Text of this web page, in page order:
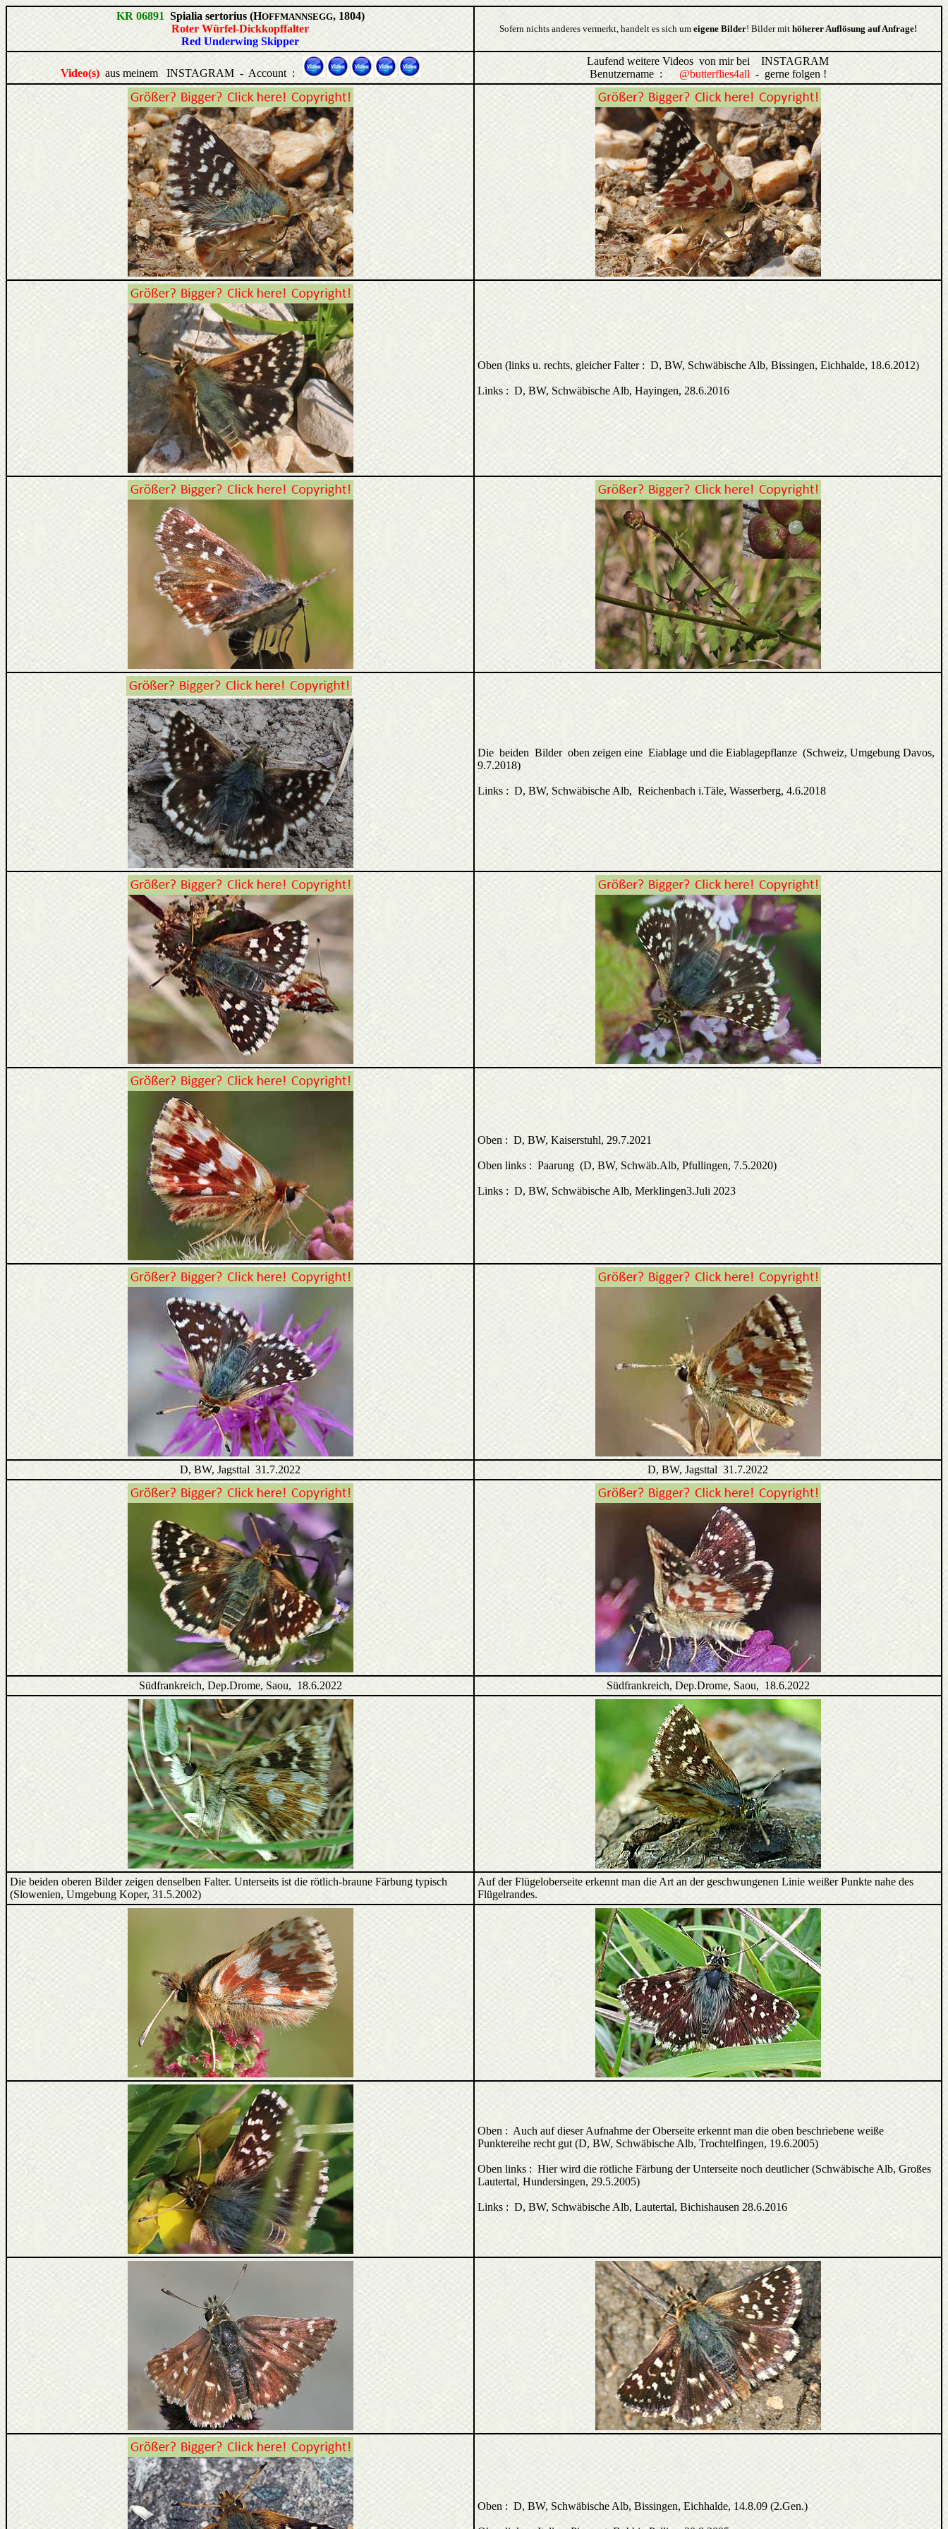
KR 06891 Spialia sertorius (HOFFMANNSEGG, 1804)
Roter Würfel-Dickkopffalter
Red Underwing Skipper
Sofern nichts anderes vermerkt, handelt es sich um eigene Bilder! Bilder mit höherer Auflösung auf Anfrage!
Video(s)aus meinem INSTAGRAM - Account :
Laufend weitere Videos von mir bei INSTAGRAM
Benutzername : @butterflies4all - gerne folgen !
Oben (links u. rechts, gleicher Falter : D, BW, Schwäbische Alb, Bissingen, Eichhalde, 18.6.2012)
Links : D, BW, Schwäbische Alb, Hayingen, 28.6.2016
Die beiden Bilder oben zeigen eine Eiablage und die Eiablagepflanze (Schweiz, Umgebung Davos,
9.7.2018)
Links : D, BW, Schwäbische Alb, Reichenbach i.Täle, Wasserberg, 4.6.2018
Oben : D, BW, Kaiserstuhl, 29.7.2021
Oben links : Paarung (D, BW, Schwäb.Alb, Pfullingen, 7.5.2020)
Links : D, BW, Schwäbische Alb, Merklingen3.Juli 2023
D, BW, Jagsttal 31.7.2022 D, BW, Jagsttal 31.7.2022
Südfrankreich, Dep.Drome, Saou, 18.6.2022 Südfrankreich, Dep.Drome, Saou, 18.6.2022
Die beiden oberen Bilder zeigen denselben Falter. Unterseits ist die rötlich-braune Färbung typisch
(Slowenien, Umgebung Koper, 31.5.2002)
Auf der Flügeloberseite erkennt man die Art an der geschwungenen Linie weißer Punkte nahe des
Flügelrandes.
Oben : Auch auf dieser Aufnahme der Oberseite erkennt man die oben beschriebene weiße
Punktereihe recht gut (D, BW, Schwäbische Alb, Trochtelfingen, 19.6.2005)
Oben links : Hier wird die rötliche Färbung der Unterseite noch deutlicher (Schwäbische Alb, Großes
Lautertal, Hundersingen, 29.5.2005)
Links : D, BW, Schwäbische Alb, Lautertal, Bichishausen 28.6.2016
Oben : D, BW, Schwäbische Alb, Bissingen, Eichhalde, 14.8.09 (2.Gen.)